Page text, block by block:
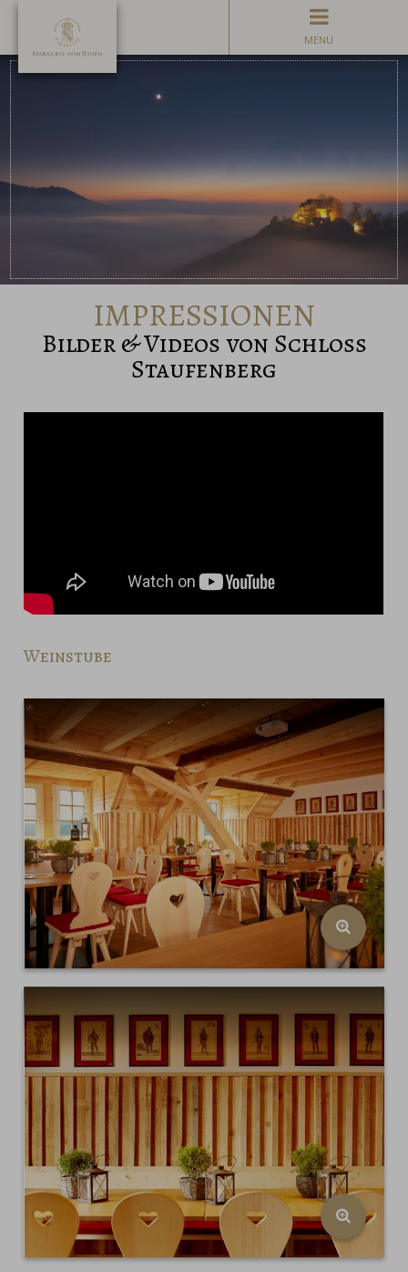
MENÜ
IMPRESSIONEN
Bilder & Videos von Schloss
Staufenberg
Weinstube